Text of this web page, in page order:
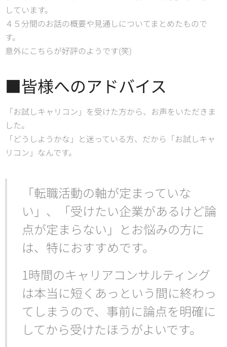
しています。
４５分間のお話の概要や見通しについてまとめたもので
す。
意外にこちらが好評のようです(笑)
■皆様へのアドバイス
「お試しキャリコン」を受けた方から、お声をいただきま
した。
「どうしようかな」と迷っている方、だから「お試しキャ
リコン」なんです。
「転職活動の軸が定まっていな
い」、「受けたい企業があるけど論
点が定まらない」とお悩みの方に
は、特におすすめです。
1時間のキャリアコンサルティング
は本当に短くあっという間に終わっ
てしまうので、事前に論点を明確に
してから受けたほうがよいです。